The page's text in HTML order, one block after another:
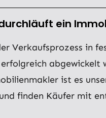
ein
Verkaufsprozess in
ist es
finden Käufer mit